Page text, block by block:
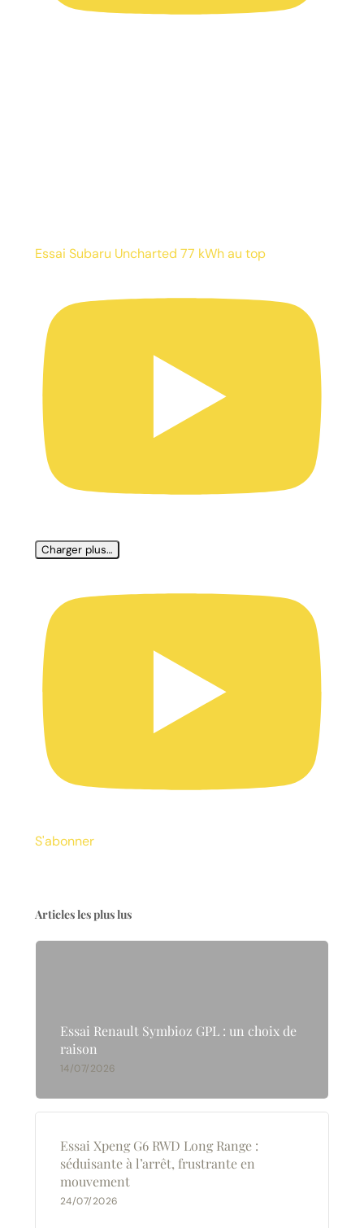
Essai Subaru Uncharted 77 kWh au top
Charger plus…
S'abonner
Articles les plus lus
Essai Renault Symbioz GPL : un choix de
raison
14/07/2026
Essai Xpeng G6 RWD Long Range :
séduisante à l’arrêt, frustrante en
mouvement
24/07/2026